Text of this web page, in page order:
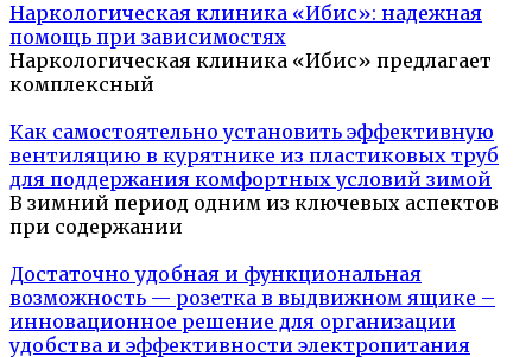
Наркологическая клиника «Ибис»: надежная
помощь при зависимостях
Наркологическая клиника «Ибис» предлагает
комплексный
Как самостоятельно установить эффективную
вентиляцию в курятнике из пластиковых труб
для поддержания комфортных условий зимой
В зимний период одним из ключевых аспектов
при содержании
Достаточно удобная и функциональная
возможность — розетка в выдвижном ящике –
инновационное решение для организации
удобства и эффективности электропитания